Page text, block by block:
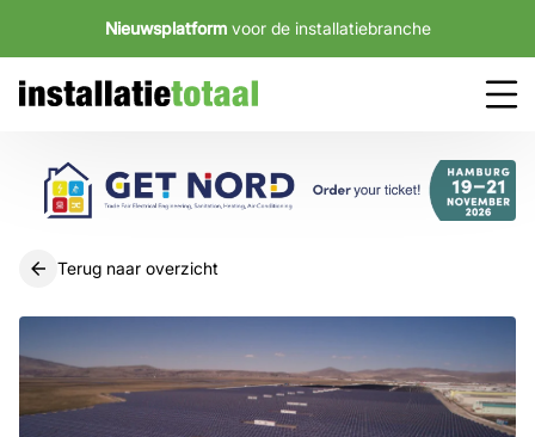
Nieuwsplatform voor de installatiebranche
Terug naar overzicht